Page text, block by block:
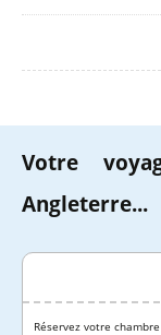
Votre
Angleterre...
Réservez votre